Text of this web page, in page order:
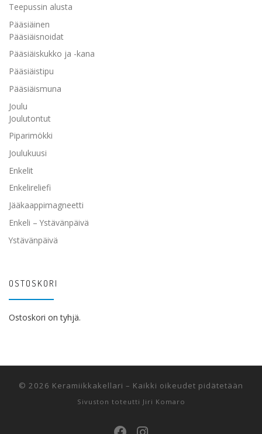
Teepussin alusta
Pääsiäinen
Pääsiäisnoidat
Pääsiäiskukko ja -kana
Pääsiäistipu
Pääsiäismuna
Joulu
Joulutontut
Piparimökki
Joulukuusi
Enkelit
Enkelireliefi
Jääkaappimagneetti
Enkeli – Ystävänpäivä
Ystävänpäivä
OSTOSKORI
Ostoskori on tyhjä.
© 2026 Keramiikkakellari – Kaikki oikeudet pidätetään
Sivuston toteutti Jiri Komaro